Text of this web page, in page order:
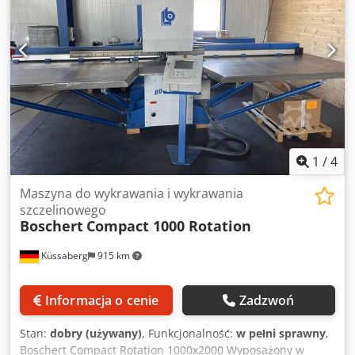
obrabiany arkusz w osi Y-X : 1000 mm x 10.000 mm (z
repozycją) - gr. blachy stalowej 6 mm - max . średnica
stempla stacja D-80 mm - 200 uderzeń na minutę Dsdjyi
Uknspfx Ai Ijck Ilość chwytaków trzymających blachę: 2
Wymiary DxSxW: 4000x2800x1800 mm, Waga 5230 kg,
napędy 7,5 kW
1 /4
Küssaberg 915 km
Maszyna do wykrawania i wykrawania
szczelinowego
Boschert Compact 1000 Rotation
Informacja o cenie Zadzwoń
Stan: dobry (używany), Funkcjonalność: w pełni sprawny,
Boschert Compact Rotation 1000x2000 Wyposażony w